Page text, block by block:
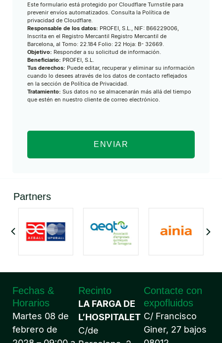
Este formulario está protegido por Cloudflare Turnstile para
prevenir envíos automatizados. Consulta la Política de
privacidad de Cloudflare.
Responsable de los datos: PROFEI, S.L., NIF: B66229006,
Inscrita en el Registro Mercantil Registro Mercantil de
Barcelona, al Tomo: 22.184 Folio: 22 Hoja: B- 32669.
Objetivo: Responder a su solicitud de información.
Beneficiario: PROFEI, S.L.
Tus derechos: Puede editar, recuperar y eliminar su información
cuando lo desees através de los datos de contacto reflejados
en la sección de Política de Privacidad.
Tratamiento: Sus datos no se almacenarán más allá del tiempo
que estén en nuestro cliente de correo electrónico.
ENVIAR
Partners
Fechas &
Horarios
Martes 08 de
febrero de
Recinto
LA FARGA DE
L’HOSPITALET
C/de
Contacte con
expofluidos
C/ Francisco
Giner, 27 bajos